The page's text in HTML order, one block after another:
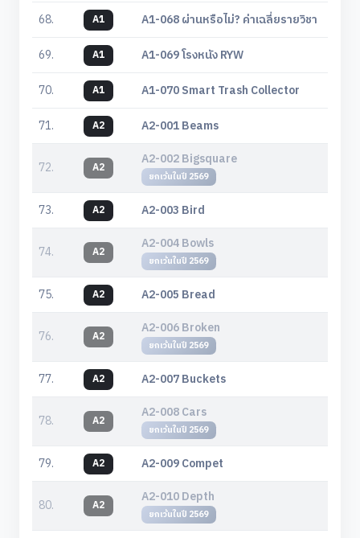
68.
A1
A1-068 ผ่านหรือไม่? ค่าเฉลี่ยรายวิชา
69.
A1
A1-069 โรงหนัง RYW
70.
A1
A1-070 Smart Trash Collector
71.
A2 A2-001 Beams
72. A2 A2-002 Bigsquare
ยกเว้นในปี 2569
73. A2 A2-003 Bird
74. A2 A2-004 Bowls
ยกเว้นในปี 2569
75. A2 A2-005 Bread
76. A2 A2-006 Broken
ยกเว้นในปี 2569
77. A2 A2-007 Buckets
78. A2 A2-008 Cars
ยกเว้นในปี 2569
79. A2 A2-009 Compet
80. A2 A2-010 Depth
ยกเว้นในปี 2569